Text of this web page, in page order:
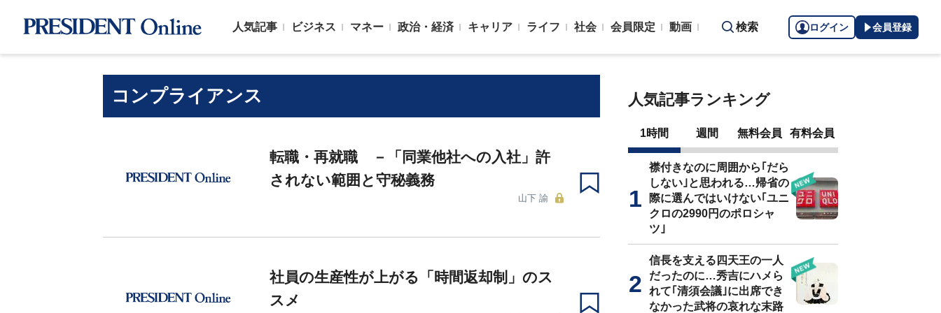
人気記事 ビジネス マネー 政治・経済 キャリア ライフ 社会 会員限定 動画 検索 ログイン 会員登録
コンプライアンス
転職・再就職 －「同業他社への入社」許
されない範囲と守秘義務
山下 諭
社員の生産性が上がる「時間返却制」のス
スメ
人気記事ランキング
1時間 週間 無料会員 有料会員
襟付きなのに周囲から｢だら
しない｣と思われる…帰省の
際に選んではいけない｢ユニ
クロの2990円のポロシャ
ツ｣
信長を支える四天王の一人
だったのに…秀吉にハメら
れて｢清須会議｣に出席でき
なかった武将の哀れな末路